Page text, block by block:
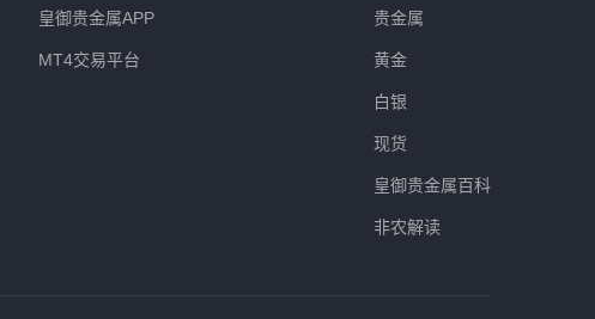
皇御贵金属APP
MT4交易平台
贵金属
黄金
白银
现货
皇御贵金属百科
非农解读